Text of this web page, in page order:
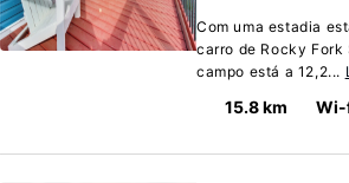
Com uma estadia
carro de Rocky Fork
campo está a 12,2...
15.8 km Wi-